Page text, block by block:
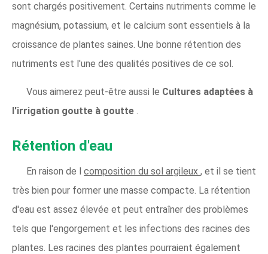
sont chargés positivement. Certains nutriments comme le
magnésium, potassium, et le calcium sont essentiels à la
croissance de plantes saines. Une bonne rétention des
nutriments est l'une des qualités positives de ce sol.
Vous aimerez peut-être aussi le Cultures adaptées à
l'irrigation goutte à goutte .
Rétention d'eau
En raison de l composition du sol argileux , et il se tient
très bien pour former une masse compacte. La rétention
d'eau est assez élevée et peut entraîner des problèmes
tels que l'engorgement et les infections des racines des
plantes. Les racines des plantes pourraient également